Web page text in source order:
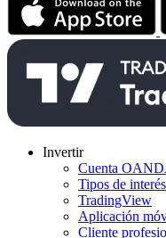
Invertir
Cuenta
Tipos de interés
TradingView
Aplicación
Cliente